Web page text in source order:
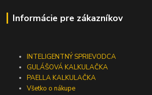
Informácie pre zákazníkov
INTELIGENTNÝ SPRIEVODCA
GULÁŠOVÁ KALKULAČKA
PAELLA KALKULAČKA
Všetko o nákupe